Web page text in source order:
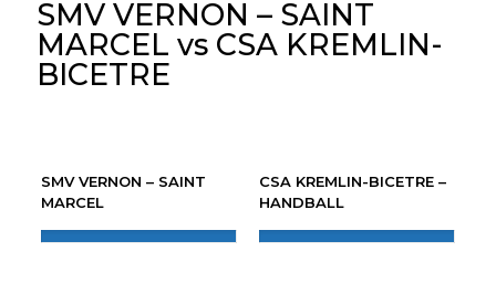
SMV VERNON – SAINT
MARCEL vs CSA KREMLIN-
BICETRE
SMV VERNON – SAINT
MARCEL
CSA KREMLIN-BICETRE –
HANDBALL